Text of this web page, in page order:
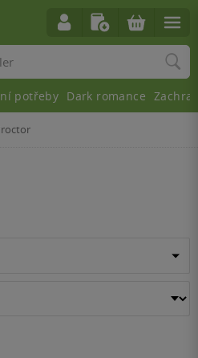
potřeby Dark romance